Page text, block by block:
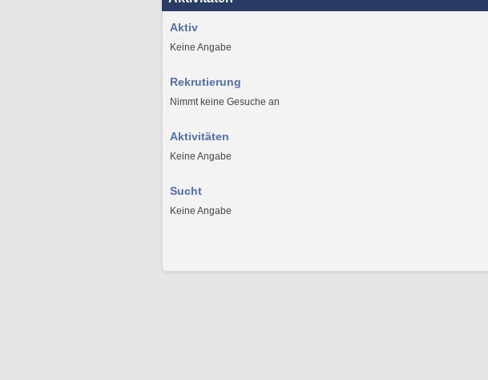
Aktiv
Keine Angabe
Rekrutierung
Nimmt keine Gesuche an
Aktivitäten
Keine Angabe
Sucht
Keine Angabe